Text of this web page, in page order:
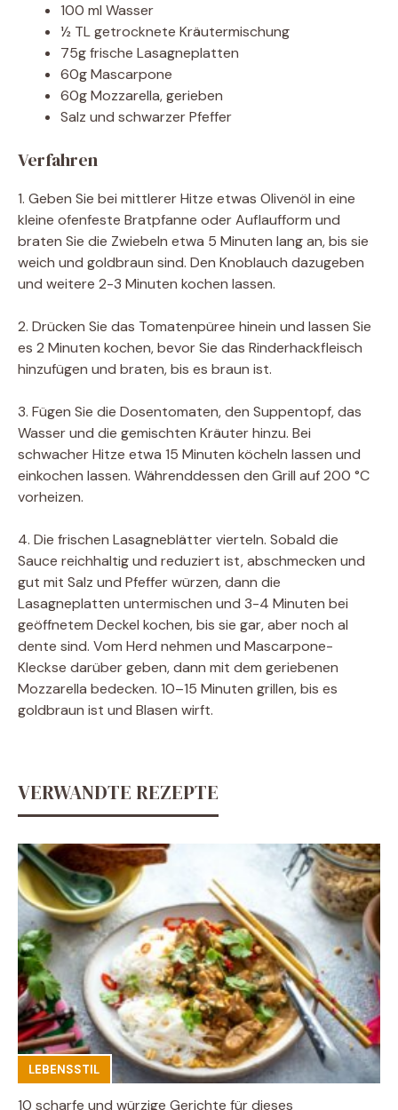
100 ml Wasser
½ TL getrocknete Kräutermischung
75g frische Lasagneplatten
60g Mascarpone
60g Mozzarella, gerieben
Salz und schwarzer Pfeffer
Verfahren
1. Geben Sie bei mittlerer Hitze etwas Olivenöl in eine
kleine ofenfeste Bratpfanne oder Auflaufform und
braten Sie die Zwiebeln etwa 5 Minuten lang an, bis sie
weich und goldbraun sind. Den Knoblauch dazugeben
und weitere 2-3 Minuten kochen lassen.
2. Drücken Sie das Tomatenpüree hinein und lassen Sie
es 2 Minuten kochen, bevor Sie das Rinderhackfleisch
hinzufügen und braten, bis es braun ist.
3. Fügen Sie die Dosentomaten, den Suppentopf, das
Wasser und die gemischten Kräuter hinzu. Bei
schwacher Hitze etwa 15 Minuten köcheln lassen und
einkochen lassen. Währenddessen den Grill auf 200 °C
vorheizen.
4. Die frischen Lasagneblätter vierteln. Sobald die
Sauce reichhaltig und reduziert ist, abschmecken und
gut mit Salz und Pfeffer würzen, dann die
Lasagneplatten untermischen und 3-4 Minuten bei
geöffnetem Deckel kochen, bis sie gar, aber noch al
dente sind. Vom Herd nehmen und Mascarpone-
Kleckse darüber geben, dann mit dem geriebenen
Mozzarella bedecken. 10–15 Minuten grillen, bis es
goldbraun ist und Blasen wirft.
VERWANDTE REZEPTE
LEBENSSTIL
10 scharfe und würzige Gerichte für dieses